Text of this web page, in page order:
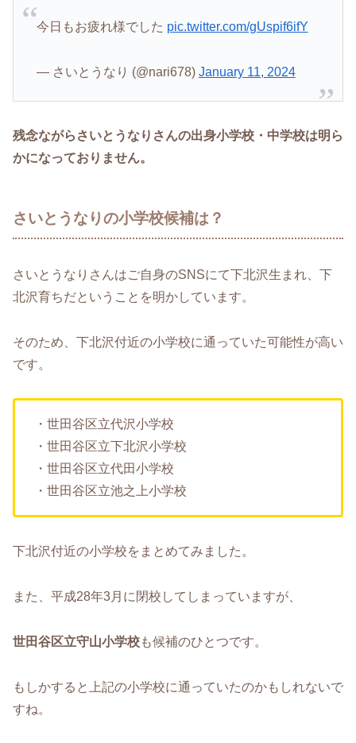
今日もお疲れ様でした pic.twitter.com/gUspif6ifY
— さいとうなり (@nari678) January 11, 2024
残念ながらさいとうなりさんの出身小学校・中学校は明ら
かになっておりません。
さいとうなりの小学校候補は？
さいとうなりさんはご自身のSNSにて下北沢生まれ、下
北沢育ちだということを明かしています。
そのため、下北沢付近の小学校に通っていた可能性が高い
です。
・世田谷区立代沢小学校
・世田谷区立下北沢小学校
・世田谷区立代田小学校
・世田谷区立池之上小学校
下北沢付近の小学校をまとめてみました。
また、平成28年3月に閉校してしまっていますが、
世田谷区立守山小学校も候補のひとつです。
もしかすると上記の小学校に通っていたのかもしれないで
すね。